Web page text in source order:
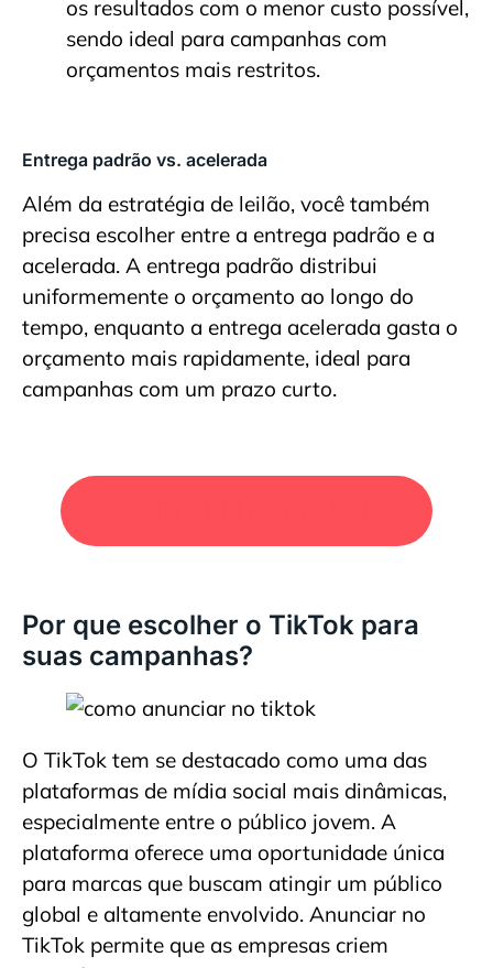
os resultados com o menor custo possível,
sendo ideal para campanhas com
orçamentos mais restritos.
Entrega padrão vs. acelerada
Além da estratégia de leilão, você também
precisa escolher entre a entrega padrão e a
acelerada. A entrega padrão distribui
uniformemente o orçamento ao longo do
tempo, enquanto a entrega acelerada gasta o
orçamento mais rapidamente, ideal para
campanhas com um prazo curto.
Por que escolher o TikTok para
suas campanhas?
O TikTok tem se destacado como uma das
plataformas de mídia social mais dinâmicas,
especialmente entre o público jovem. A
plataforma oferece uma oportunidade única
para marcas que buscam atingir um público
global e altamente envolvido. Anunciar no
TikTok permite que as empresas criem